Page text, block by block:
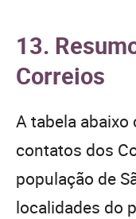
13.
Correios
A tabela
contatos dos
população de
localidades do